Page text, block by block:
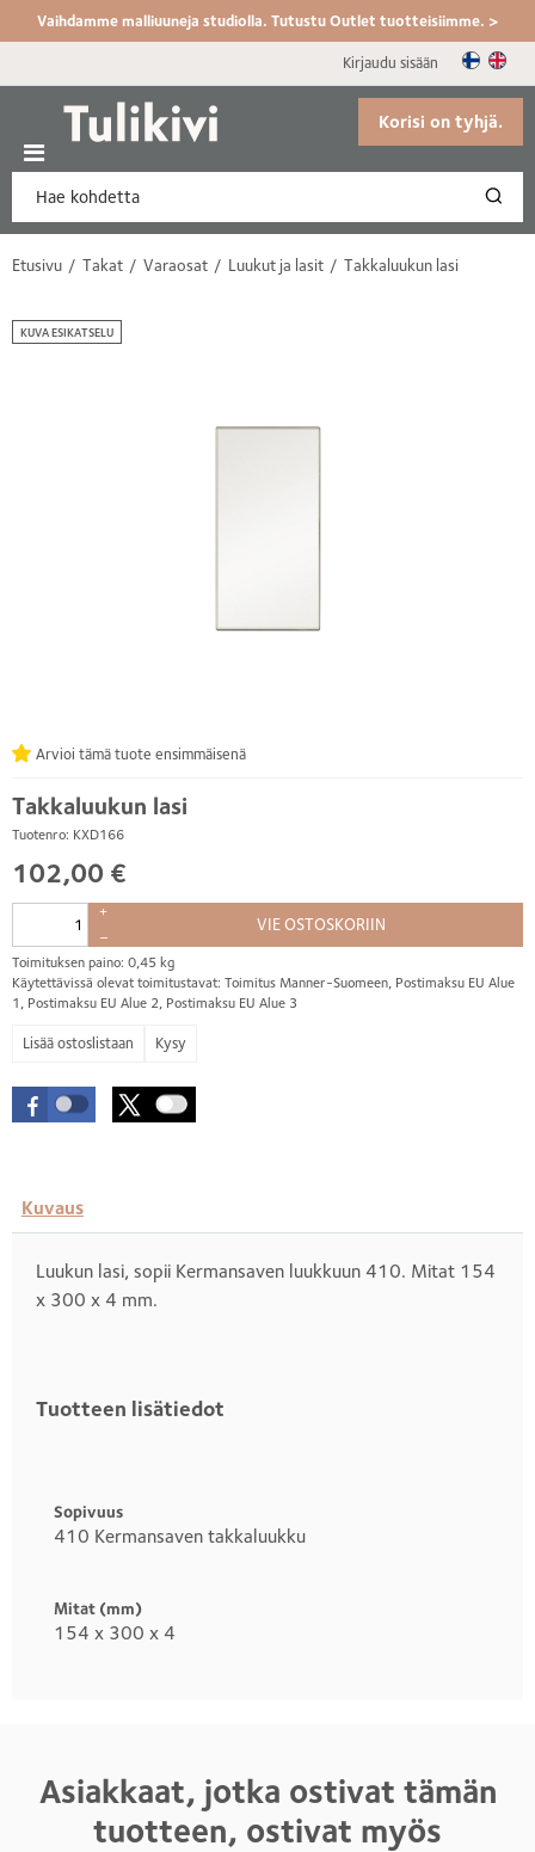
Vaihdamme malliuuneja studiolla. Tutustu Outlet tuotteisiimme. >
Kirjaudu sisään
Korisi on tyhjä.
Etusivu Takat Varaosat Luukut ja lasit Takkaluukun lasi
Takkaluukun lasi
Tuotenro: KXD166
Arvioi tämä tuote ensimmäisenä
102,00 €
Toimituksen paino: 0,45 kg
+
–
VIE OSTOSKORIIN
Käytettävissä olevat toimitustavat: Toimitus Manner-Suomeen, Postimaksu EU Alue
1, Postimaksu EU Alue 2, Postimaksu EU Alue 3
Kysy
KUVA ESIKATSELU
Kuvaus
Luukun lasi, sopii Kermansaven luukkuun 410. Mitat 154
x 300 x 4 mm.
Tuotteen lisätiedot
Sopivuus
410 Kermansaven takkaluukku
Mitat (mm)
154 x 300 x 4
Asiakkaat, jotka ostivat tämän
tuotteen, ostivat myös